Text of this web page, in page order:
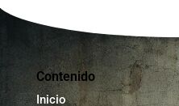
Contenido
Inicio